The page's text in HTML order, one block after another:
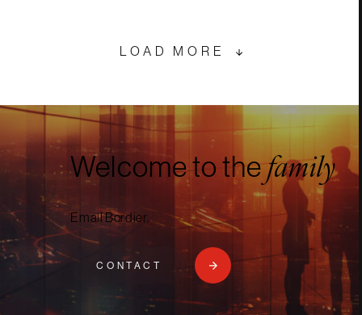
LOAD MORE
Welcome to thefamily
Email Bordier.
CONTACT